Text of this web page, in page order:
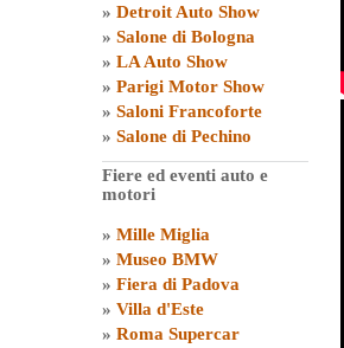
» Detroit Auto Show
» Salone di Bologna
» LA Auto Show
» Parigi Motor Show
» Saloni Francoforte
» Salone di Pechino
Fiere ed eventi auto e
motori
» Mille Miglia
» Museo BMW
» Fiera di Padova
» Villa d'Este
» Roma Supercar